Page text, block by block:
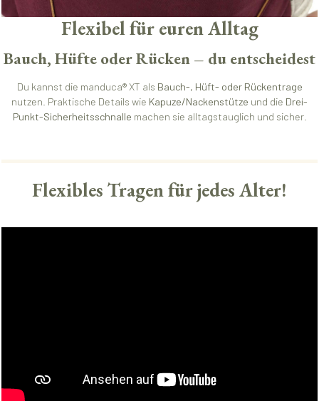
Flexibel für euren Alltag
Bauch, Hüfte oder Rücken – du entscheidest
Du kannst die manduca® XT als Bauch-, Hüft- oder Rückentrage
nutzen. Praktische Details wie Kapuze/Nackenstütze und die Drei-
Punkt-Sicherheitsschnalle machen sie alltagstauglich und sicher.
Flexibles Tragen für jedes Alter!